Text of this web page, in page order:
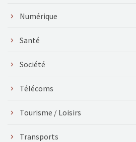
Numérique
Santé
Société
Télécoms
Tourisme / Loisirs
Transports